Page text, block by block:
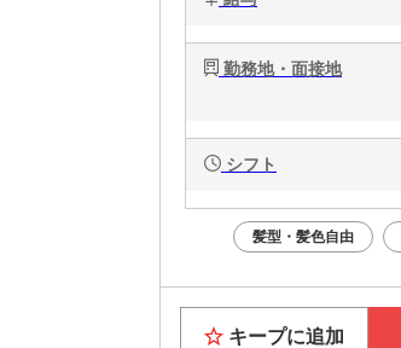
勤務地・面接地
シフト
髪型・髪色自由
キープに追加